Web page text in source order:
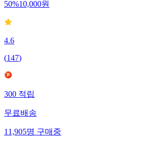
50%10,000원
4.6
(147)
300적립
무료배송
11,905명구매중